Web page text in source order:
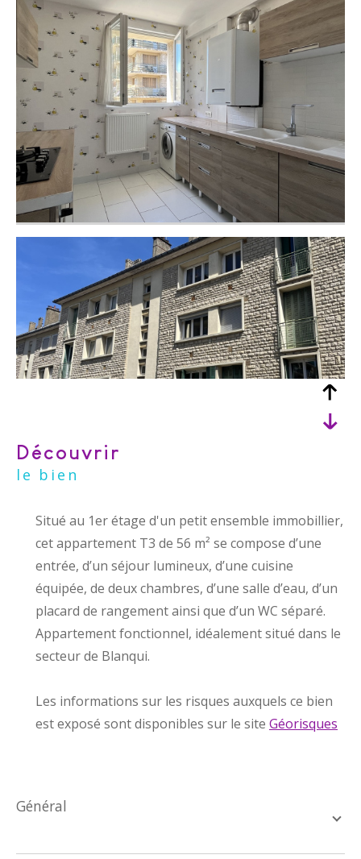
découvrir
le bien
Situé au 1er étage d'un petit ensemble immobillier,
cet appartement T3 de 56 m² se compose d’une
entrée, d’un séjour lumineux, d’une cuisine
équipée, de deux chambres, d’une salle d’eau, d’un
placard de rangement ainsi que d’un WC séparé.
Appartement fonctionnel, idéalement situé dans le
secteur de Blanqui.
Les informations sur les risques auxquels ce bien
est exposé sont disponibles sur le site Géorisques
général